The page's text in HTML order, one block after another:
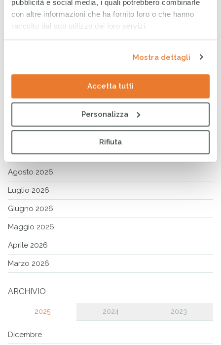
pubblicità e social media, i quali potrebbero combinarle
con altre informazioni che ha fornito loro o che hanno
raccolto dal suo utilizzo dei loro servizi.
Mostra dettagli
Accetta tutti
Personalizza
Rifiuta
CERCA
Cerca
TAG PIÙ COMUNI
ARCHIVIO
Agosto 2026
Luglio 2026
Giugno 2026
Maggio 2026
Aprile 2026
Marzo 2026
ARCHIVIO
2025 2024 2023
Dicembre